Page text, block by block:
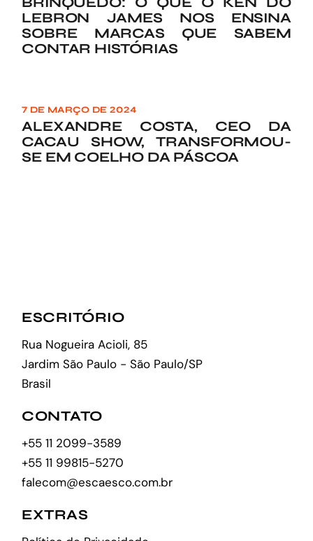
LEBRON JAMES NOS ENSINA
SOBRE MARCAS QUE SABEM
CONTAR HISTÓRIAS
7 DE MARÇO DE 2024
ALEXANDRE COSTA, CEO DA
CACAU SHOW, TRANSFORMOU-
SE EM COELHO DA PÁSCOA
ESCRITÓRIO
Rua Nogueira Acioli, 85
Jardim São Paulo - São Paulo/SP
Brasil
CONTATO
+55 11 2099-3589
+55 11 99815-5270
falecom@escaesco.com.br
EXTRAS